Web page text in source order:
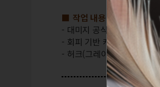
■ 작업 내용
- 대미지 공식 수정
- 회피 기반 캐릭터 관련 수
- 허크(그레이트소드) 유틸